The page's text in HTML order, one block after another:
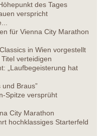
des Tages
verspricht
für Vienna City Marathon
in Wien vorgestellt
verteidigen
„Laufbegeisterung hat
Braus”
Spitze versprüht
City Marathon
hochklassiges Starterfeld